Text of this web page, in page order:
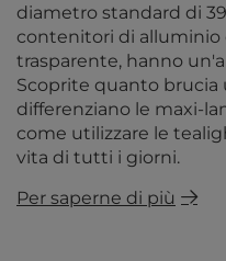
diametro standard di
contenitori di alluminio
trasparente, hanno
Scoprite quanto brucia
differenziano le maxi-
come utilizzare le
vita di tutti i giorni.
Per saperne di più